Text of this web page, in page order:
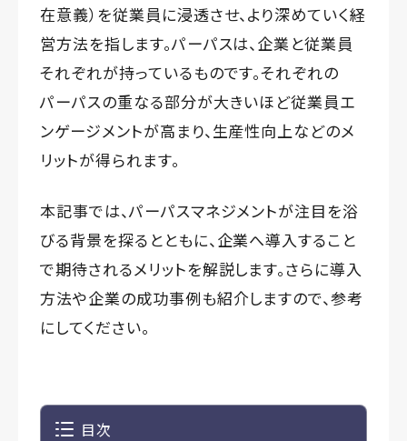
在意義）を従業員に浸透させ、より深めていく経
営方法を指します。パーパスは、企業と従業員
それぞれが持っているものです。それぞれの
パーパスの重なる部分が大きいほど従業員エ
ンゲージメントが高まり、生産性向上などのメ
リットが得られます。
本記事では、パーパスマネジメントが注目を浴
びる背景を探るとともに、企業へ導入すること
で期待されるメリットを解説します。さらに導入
方法や企業の成功事例も紹介しますので、参考
にしてください。
目次